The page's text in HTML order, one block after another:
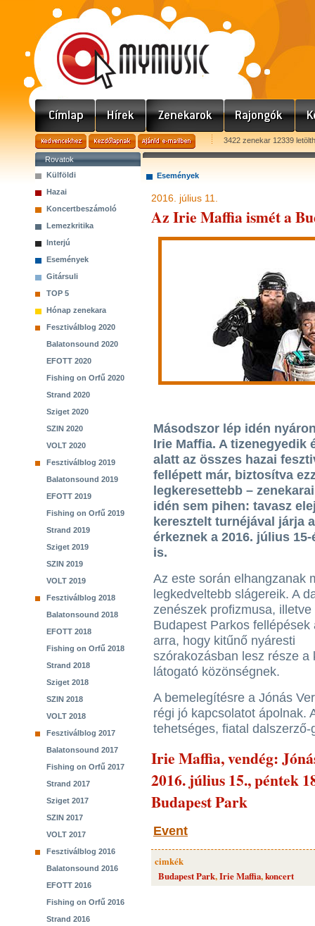
3422 zenekar 12339
Rovatok
Külföldi
Hazai
Koncertbeszámoló
Lemezkritika
Interjú
Események
Gitársuli
TOP 5
Hónap zenekara
Fesztiválblog 2020
Balatonsound 2020
EFOTT 2020
Fishing on Orfű 2020
Strand 2020
Sziget 2020
SZIN 2020
VOLT 2020
Fesztiválblog 2019
Balatonsound 2019
EFOTT 2019
Fishing on Orfű 2019
Strand 2019
Sziget 2019
SZIN 2019
VOLT 2019
Fesztiválblog 2018
Balatonsound 2018
EFOTT 2018
Fishing on Orfű 2018
Strand 2018
Sziget 2018
SZIN 2018
VOLT 2018
Fesztiválblog 2017
Balatonsound 2017
Fishing on Orfű 2017
Strand 2017
Sziget 2017
SZIN 2017
VOLT 2017
Fesztiválblog 2016
Balatonsound 2016
EFOTT 2016
Fishing on Orfű 2016
Strand 2016
Események
2016. július 11.
Az Irie Maffia ismét a
Másodszor lép idén
Irie Maffia. A tizenegyedik
alatt az összes hazai
fellépett már, biztosítva
legkeresettebb –
idén sem pihen: tavasz
keresztelt turnéjával járja
érkeznek a 2016. július
is.
Az este során elhangzanak
legkedveltebb slágereik. A
zenészek profizmusa, illetve
Budapest Parkos fellépések
arra, hogy kitűnő nyáresti
szórakozásban lesz része a
látogató közönségnek.
A bemelegítésre a Jónás
régi jó kapcsolatot ápolnak.
tehetséges, fiatal
Irie Maffia, vendég:
2016. július 15., péntek
Budapest Park
Event
cimkék
Budapest Park,Irie Maffia,koncert